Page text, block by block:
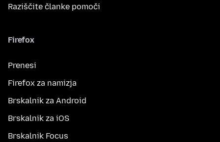
Raziščite članke pomoči
Firefox
Prenesi
Firefox za namizja
Brskalnik za Android
Brskalnik za iOS
Brskalnik Focus